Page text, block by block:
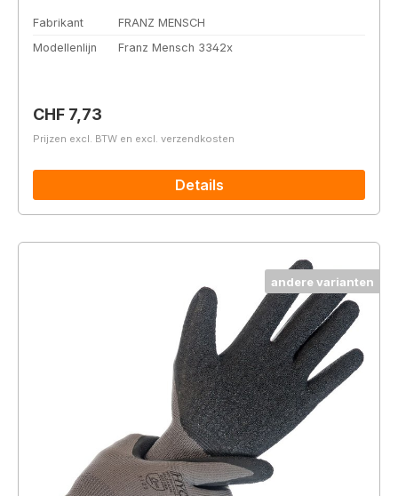
Fabrikant
FRANZ MENSCH
Modellenlijn
Franz Mensch 3342x
Normale prijs:
CHF 7,73
Prijzen excl. BTW en excl. verzendkosten
Details
andere varianten